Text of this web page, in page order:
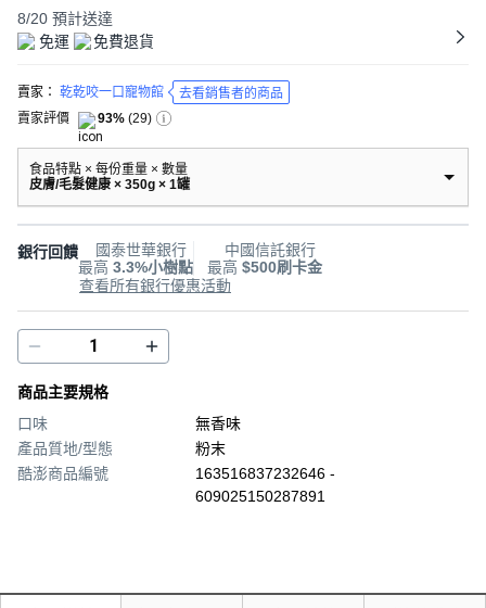
8/20 預計送達
免運
免費退貨
賣家： 乾乾咬一口寵物館
去看銷售者的商品
賣家評價
93% (29)
食品特點 × 每份重量 × 數量
皮膚/毛髮健康 × 350g × 1罐
銀行回饋
國泰世華銀行
最高 3.3%小樹點
中國信託銀行
最高 $500刷卡金
查看所有銀行優惠活動
商品主要規格
口味
無香味
產品質地/型態
粉末
酷澎商品編號
163516837232646 -
609025150287891